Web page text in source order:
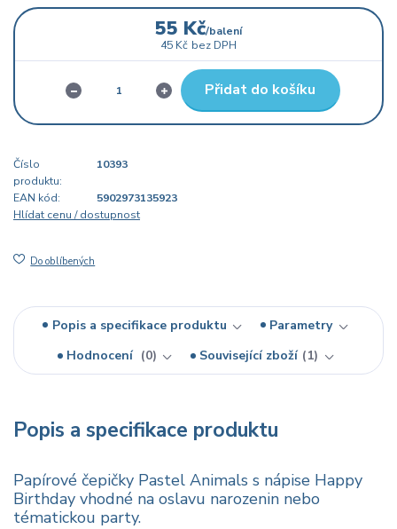
55 Kč/balení
45 Kč bez DPH
Přidat do košíku
Číslo
produktu:
10393
EAN kód:
5902973135923
Hlídat cenu / dostupnost
Do oblíbených
Popis a specifikace produktu
Parametry
Hodnocení
0 Související zboží 1
Popis a specifikace produktu
Papírové čepičky Pastel Animals s nápise Happy
Birthday vhodné na oslavu narozenin nebo
tématickou party.